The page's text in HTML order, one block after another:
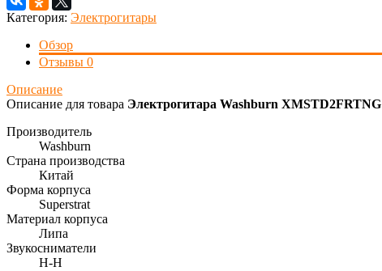
Категория: Электрогитары
Обзор
Отзывы 0
Описание
Описание для товара Электрогитара Washburn XMSTD2FRTNG
Производитель
Washburn
Страна производства
Китай
Форма корпуса
Superstrat
Материал корпуса
Липа
Звукосниматели
H-H